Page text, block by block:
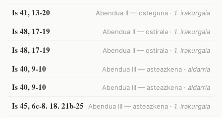
Is 41, 13-20 Abendua II — osteguna · 1. irakurgaia
Is 48, 17-19 Abendua II — ostirala · 1. irakurgaia
Is 48, 17-19 Abendua II — ostirala · 1. irakurgaia
Is 40, 9-10 Abendua III — asteazkena · aldarria
Is 40, 9-10 Abendua III — asteazkena · aldarria
Is 45, 6c-8. 18. 21b-25 Abendua III — asteazkena · 1. irakurgaia